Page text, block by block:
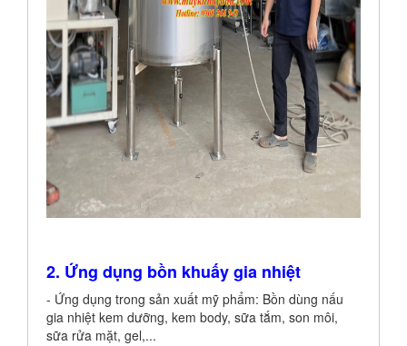
2. Ứng dụng bồn khuấy gia nhiệt
- Ứng dụng trong sản xuất mỹ phẩm: Bồn dùng nấu
gia nhiệt kem dưỡng, kem body, sữa tắm, son môi,
sữa rửa mặt, gel,...